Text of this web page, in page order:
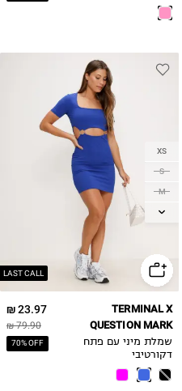
LAST CALL
XS
S
M
L
23.97 ₪
79.90 ₪
70% OFF
TERMINAL X
QUESTION MARK
שמלת מיני עם פתח
דקורטיבי